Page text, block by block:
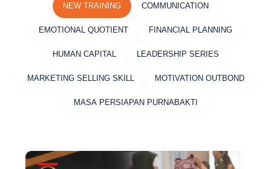
NEW TRAINING COMMUNICATION
EMOTIONAL QUOTIENT FINANCIAL PLANNING
HUMAN CAPITAL LEADERSHIP SERIES
MARKETING SELLING SKILL MOTIVATION OUTBOND
MASA PERSIAPAN PURNABAKTI